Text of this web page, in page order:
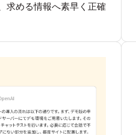
求める情報へ素早く正確